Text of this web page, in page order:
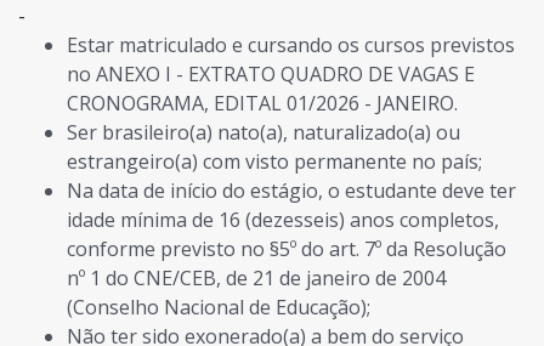
-
Estar matriculado e cursando os cursos previstos
no ANEXO I - EXTRATO QUADRO DE VAGAS E
CRONOGRAMA, EDITAL 01/2026 - JANEIRO.
Ser brasileiro(a) nato(a), naturalizado(a) ou
estrangeiro(a) com visto permanente no país;
Na data de início do estágio, o estudante deve ter
idade mínima de 16 (dezesseis) anos completos,
conforme previsto no §5º do art. 7º da Resolução
nº 1 do CNE/CEB, de 21 de janeiro de 2004
(Conselho Nacional de Educação);
Não ter sido exonerado(a) a bem do serviço